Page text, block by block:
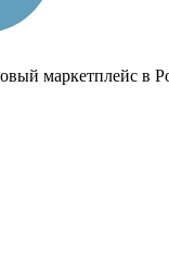
маркетплейс в